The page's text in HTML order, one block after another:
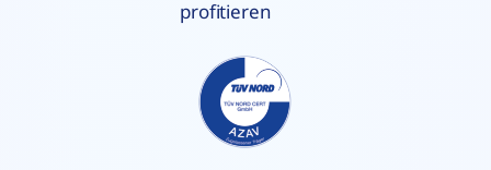
profitieren